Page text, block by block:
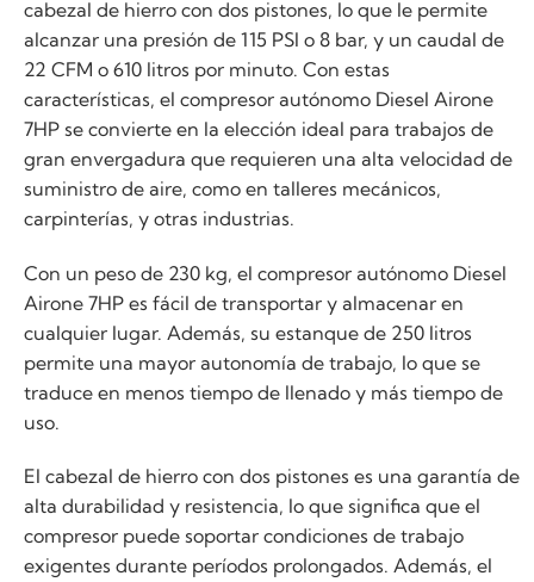
cabezal de hierro con dos pistones, lo que le permite
alcanzar una presión de 115 PSI o 8 bar, y un caudal de
22 CFM o 610 litros por minuto. Con estas
características, el compresor autónomo Diesel Airone
7HP se convierte en la elección ideal para trabajos de
gran envergadura que requieren una alta velocidad de
suministro de aire, como en talleres mecánicos,
carpinterías, y otras industrias.
Con un peso de 230 kg, el compresor autónomo Diesel
Airone 7HP es fácil de transportar y almacenar en
cualquier lugar. Además, su estanque de 250 litros
permite una mayor autonomía de trabajo, lo que se
traduce en menos tiempo de llenado y más tiempo de
uso.
El cabezal de hierro con dos pistones es una garantía de
alta durabilidad y resistencia, lo que significa que el
compresor puede soportar condiciones de trabajo
exigentes durante períodos prolongados. Además, el